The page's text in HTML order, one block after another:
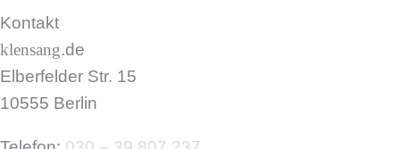
Kontakt
klensang.de
Elberfelder Str. 15
10555 Berlin